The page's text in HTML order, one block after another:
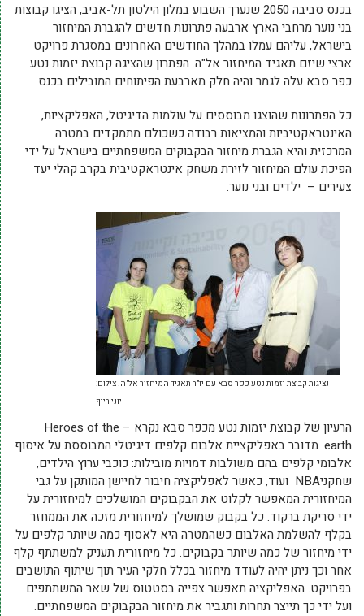
בכנס סביבה 2050 שנערך השבוע במלון הילטון תל-אביב, הציגו קבוצות
בני נוער מרחבי הארץ ארבעה פתרונות חדשים להגברת המיחזור
בישראל, עליהם עמלו במהלך החודשים האחרונים במסגרת פרויקט
ארצי שיזם תאגיד המיחזור אל"ה. הפתרון שהציגה קבוצת יזמות נטע
כפר סבא עלה לגמר והיה חלק מארבעת הפיתוחים המובילים בכנס.
כל הפתרונות שהוצגו מבוססים על עולמות הדיגיטל, האפליקציות,
האינטראקטיביות והמציאות רבודה כשכולם מתמקדים במטרה
המרכזית והיא הגברת מיחזור הבקבוקים המשפחתיים בישראל על ידי
הפיכת עולם המיחזור לזירת משחק אינטראקטיבית בקרב קהלי יעד
צעירים – ילדים ובני נוער.
נציגות קבוצת יזמות נטע כפר סבא עם יו"ר תאגיד המיחזור אל"ה. צילום:
יוני רייף
הרעיון של קבוצת יזמות נטע מכפר סבא נקרא – Heroes of the
earth. מדובר באפליקציית אלבום קלפים דיגיטלי המבוססת על איסוף
אלבומי קלפים בהם משולבות דמויות מובילות: כוכבי ערוץ הילדים,
שחקניNBA ועוד, כאשר לאפליקציה חיבור לחיישן המותקן על גבי
המיחזורית המאפשר לקלוט את הבקבוקים המושלכים למיחזורית על
ידי סריקת ברקוד. כל בקבוק שמושלך למיחזורית מזכה את הממחזר
בקלף להשלמת האלבום כשהמטרה היא לאסוף כמה שיותר קלפים על
ידי מיחזור של כמה שיותר בקבוקים. כל מיחזורית תעניק למשתתף קלף
אחר וכך ניתן יהיה לעודד מיחזור בכלל חלקי העיר תוך שיתוף התושבים
בפרויקט. האפליקציה תאפשר צפייה בסטטוס של שאר המשתתפים
ועל ידי כך תייצר תחרות ותגביר את מיחזור הבקבוקים המשפחתיים.